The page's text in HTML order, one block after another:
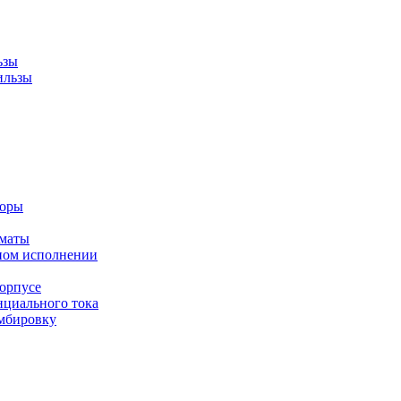
исполнении
тока